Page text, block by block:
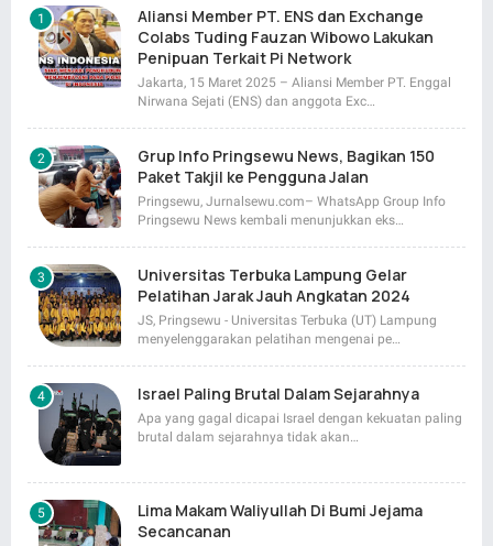
Aliansi Member PT. ENS dan Exchange
Colabs Tuding Fauzan Wibowo Lakukan
Penipuan Terkait Pi Network
Jakarta, 15 Maret 2025 – Aliansi Member PT. Enggal
Nirwana Sejati (ENS) dan anggota Exc…
Grup Info Pringsewu News, Bagikan 150
Paket Takjil ke Pengguna Jalan
Pringsewu, Jurnalsewu.com– WhatsApp Group Info
Pringsewu News kembali menunjukkan eks…
Universitas Terbuka Lampung Gelar
Pelatihan Jarak Jauh Angkatan 2024
JS, Pringsewu - Universitas Terbuka (UT) Lampung
menyelenggarakan pelatihan mengenai pe…
Israel Paling Brutal Dalam Sejarahnya
Apa yang gagal dicapai Israel dengan kekuatan paling
brutal dalam sejarahnya tidak akan…
Lima Makam Waliyullah Di Bumi Jejama
Secancanan